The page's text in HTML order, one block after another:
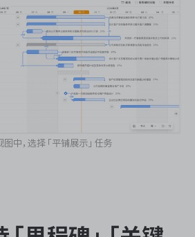
图中，选择「平铺展示」任务